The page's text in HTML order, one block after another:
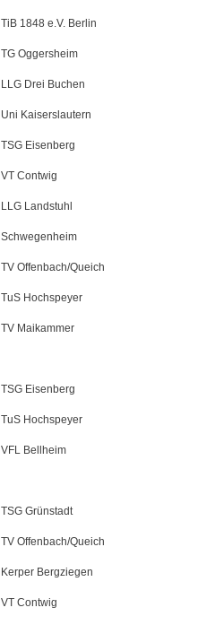
TiB 1848 e.V. Berlin
TG Oggersheim
LLG Drei Buchen
Uni Kaiserslautern
TSG Eisenberg
VT Contwig
LLG Landstuhl
Schwegenheim
TV Offenbach/Queich
TuS Hochspeyer
TV Maikammer
TSG Eisenberg
TuS Hochspeyer
VFL Bellheim
TSG Grünstadt
TV Offenbach/Queich
Kerper Bergziegen
VT Contwig